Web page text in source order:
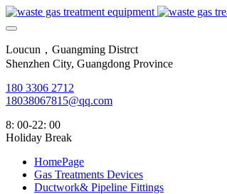
Loucun，Guangming Distrct
Shenzhen City, Guangdong Province
180 3306 2712
18038067815@qq.com
8: 00-22: 00
Holiday Break
HomePage
Gas Treatments Devices
Ductwork& Pipeline Fittings